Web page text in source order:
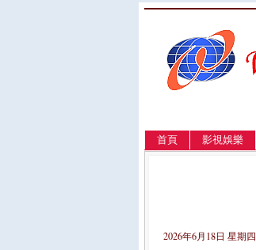
首頁 影視娛樂
2026年6月18日 星期四